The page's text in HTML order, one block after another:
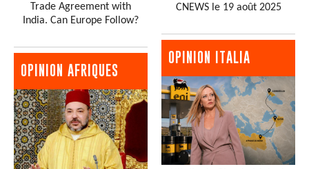
Trade Agreement with
India. Can Europe Follow?
OPINION AFRIQUES
CNEWS le 19 août 2025
OPINION ITALIA